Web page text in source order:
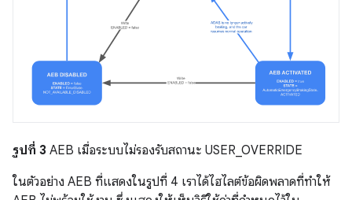
รูปที่ 3 AEB เมื่อระบบไม่รองรับสถานะ USER_OVERRIDE
ในตัวอย่าง AEB ที่แสดงในรูปที่ 4 เราได้ไฮไลต์ข้อผิดพลาดที่ทำให้